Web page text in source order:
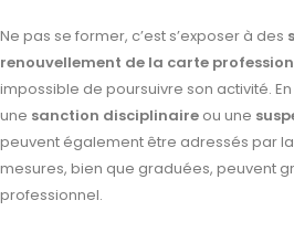
Ne pas se former, c’est s’exposer à des
renouvellement de la carte
impossible de poursuivre son activité.
une sanction disciplinaire ou une
peuvent également être adressés par
mesures, bien que graduées, peuvent
professionnel.